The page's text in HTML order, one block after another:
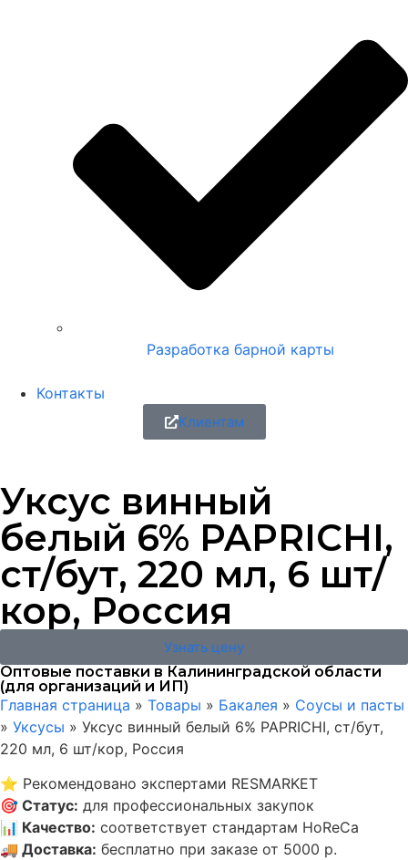
Разработка барной карты
Контакты
Клиентам
Уксус винный
белый 6% PAPRICHI,
ст/бут, 220 мл, 6 шт/
кор, Россия
Узнать цену
Оптовые поставки в Калининградской области
(для организаций и ИП)
Главная страница » Товары » Бакалея » Соусы и пасты
» Уксусы » Уксус винный белый 6% PAPRICHI, ст/бут,
220 мл, 6 шт/кор, Россия
⭐ Рекомендовано экспертами RESMARKET
🎯 Статус: для профессиональных закупок
📊 Качество: соответствует стандартам HoReCa
🚚 Доставка: бесплатно при заказе от 5000 р.